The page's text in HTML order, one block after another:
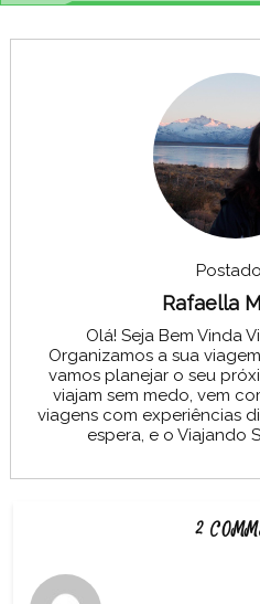
Rafaella
Olá! Seja Bem Vinda
Organizamos a sua
vamos planejar o seu
viajam sem medo, vem
viagens com experiências
espera, e o Viajando
2